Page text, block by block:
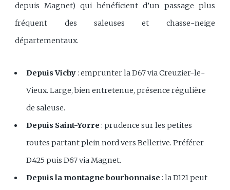
depuis Magnet) qui bénéficient d’un passage plus
fréquent des saleuses et chasse-neige
départementaux.
Depuis Vichy: emprunter la D67 via Creuzier-le-
Vieux. Large, bien entretenue, présence régulière
de saleuse.
Depuis Saint-Yorre : prudence sur les petites
routes partant plein nord vers Bellerive. Préférer
D425 puis D67 via Magnet.
Depuis la montagne bourbonnaise : la D121 peut